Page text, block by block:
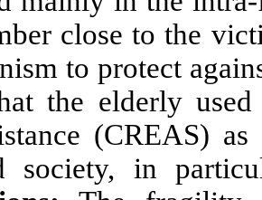
close to the
to protect
the elderly
(CREAS)
society, in